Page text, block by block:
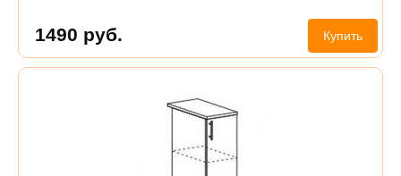
1490 руб. Купить